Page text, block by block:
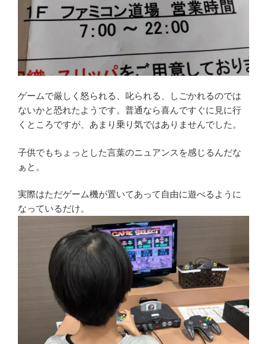
ゲームで厳しく怒られる、叱られる、しごかれるのでは
ないかと恐れたようです。普通なら喜んですぐに見に行
くところですが、あまり乗り気ではありませんでした。
子供でもちょっとした言葉のニュアンスを感じるんだな
ぁと。
実際はただゲーム機が置いてあって自由に遊べるように
なっているだけ。